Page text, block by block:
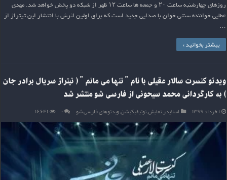
روزهای چهارشنبه ساعت ۲۰ و جمعه ها ساعت ۱۲ ظهر از شبکه دو پخش خواهد شد. مهدی
عطایی خواننده سنتی خوان با صدایی جدید است که برای اولین اثرش با انتشار این تیتراژ از
…
بیشتر بخوانید »
ویدئو کنسرت سالار عقیلی با نام ” تنها می مانم ” ( تیتراژ سریال برادر جان
) به کارگردانی محمد سیحونی از فارسی شو منتشر شد
۱ خرداد ۱۳۹۹ اسلایدر,نمایش,نوتیفیکیشن,ویدئوهای فارسی شو ۰ ۱۶,۶۴۱